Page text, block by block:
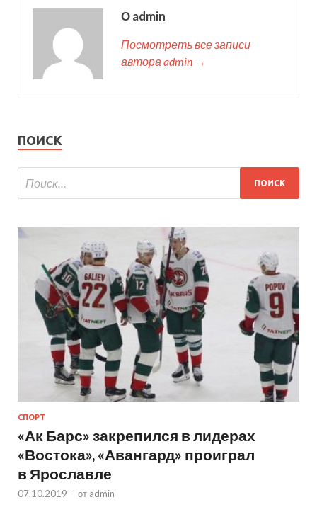
О admin
Посмотреть все записи
автора admin →
ПОИСК
СПОРТ
«Ак Барс» закрепился в лидерах
«Востока», «Авангард» проиграл
в Ярославле
07.10.2019 - от admin